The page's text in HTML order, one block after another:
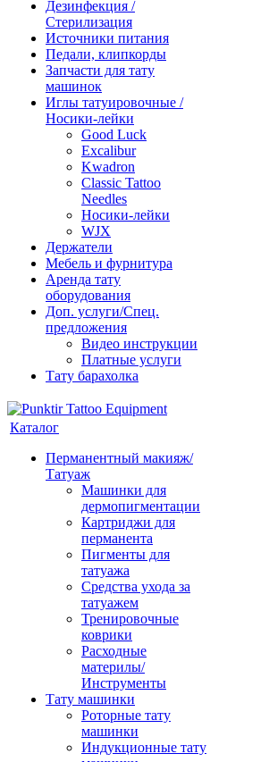
Дезинфекция /
Стерилизация
Источники питания
Педали, клипкорды
Запчасти для тату
машинок
Иглы татуировочные /
Носики-лейки
Good Luck
Excalibur
Kwadron
Classic Tattoo
Needles
Носики-лейки
WJX
Держатели
Мебель и фурнитура
Аренда тату
оборудования
Доп. услуги/Спец.
предложения
Видео инструкции
Платные услуги
Тату барахолка
Каталог
Перманентный макияж/
Татуаж
Машинки для
дермопигментации
Картриджи для
перманента
Пигменты для
татуажа
Средства ухода за
татуажем
Тренировочные
коврики
Расходные
материлы/
Инструменты
Тату машинки
Роторные тату
машинки
Индукционные тату